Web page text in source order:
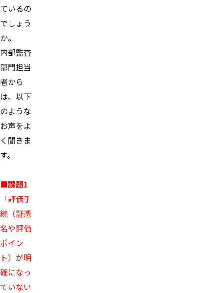
ているの
でしょう
か。
内部監査
部門担当
者から
は、以下
のような
お声をよ
く聞きま
す。
■課題1
「評価手
続（証憑
名や評価
ポイン
ト）が明
確になっ
ていない